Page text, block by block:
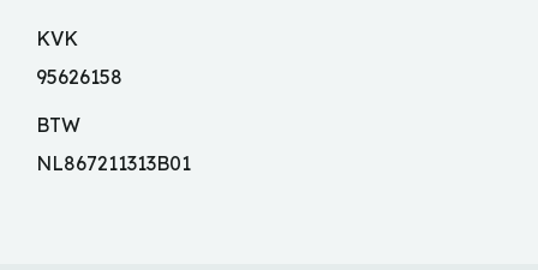
KVK
95626158
BTW
NL867211313B01